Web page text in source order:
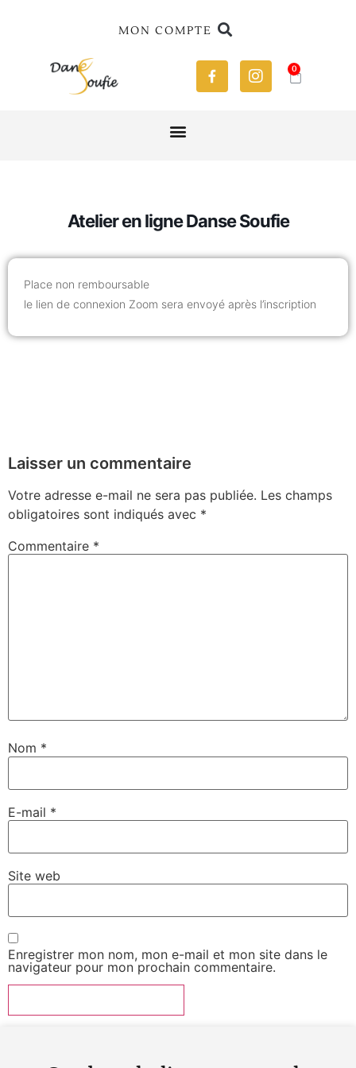
MON COMPTE
0
Atelier en ligne Danse Soufie
Place non remboursable
le lien de connexion Zoom sera envoyé après l’inscription
Laisser un commentaire
Votre adresse e-mail ne sera pas publiée. Les champs
obligatoires sont indiqués avec *
Commentaire *
Nom *
E-mail *
Site web
Enregistrer mon nom, mon e-mail et mon site dans le
navigateur pour mon prochain commentaire.